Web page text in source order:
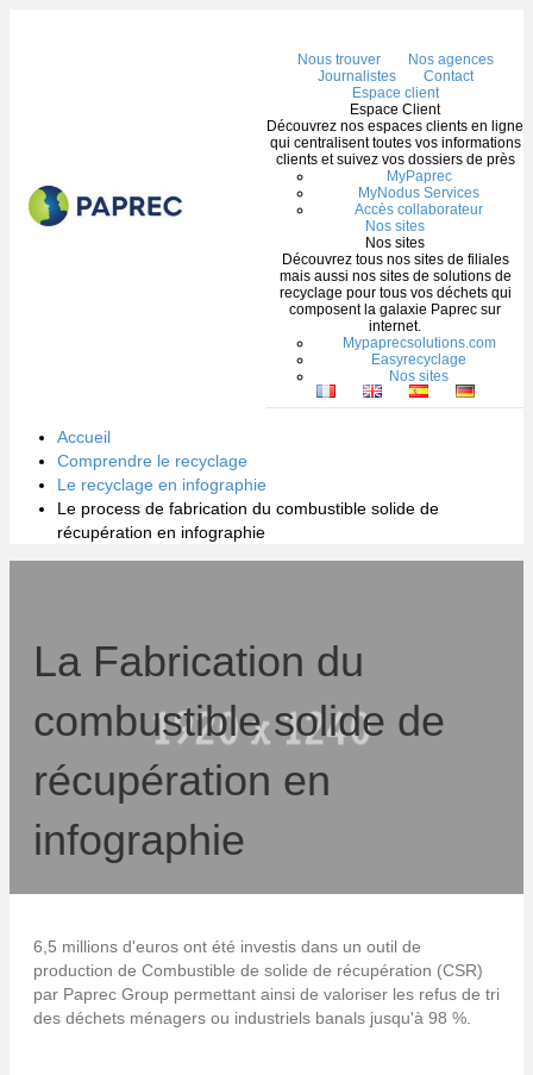
Nous trouver
Nos agences
Journalistes
Contact
Espace client
Espace Client
Découvrez nos espaces clients en ligne
qui centralisent toutes vos informations
clients et suivez vos dossiers de près
MyPaprec
MyNodus Services
Accès collaborateur
Nos sites
Nos sites
Découvrez tous nos sites de filiales
mais aussi nos sites de solutions de
recyclage pour tous vos déchets qui
composent la galaxie Paprec sur
internet.
Mypaprecsolutions.com
Easyrecyclage
Nos sites
Accueil
Comprendre le recyclage
Le recyclage en infographie
Le process de fabrication du combustible solide de
récupération en infographie
La Fabrication du
combustible solide de
récupération en
infographie
6,5 millions d'euros ont été investis dans un outil de
production de Combustible de solide de récupération (CSR)
par Paprec Group permettant ainsi de valoriser les refus de tri
des déchets ménagers ou industriels banals jusqu'à 98 %.